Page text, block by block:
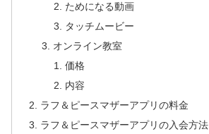
ためになる動画
タッチムービー
オンライン教室
価格
内容
ラフ＆ピースマザーアプリの料金
ラフ＆ピースマザーアプリの入会方法